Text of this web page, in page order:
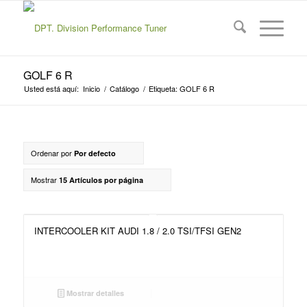
GOLF 6 R
Usted está aquí: Inicio / Catálogo / Etiqueta: GOLF 6 R
Ordenar por Por defecto
Mostrar 15 Artículos por página
INTERCOOLER KIT AUDI 1.8 / 2.0 TSI/TFSI GEN2
Mostrar detalles